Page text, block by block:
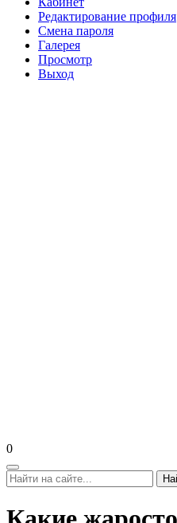
Редактирование профиля
Смена пароля
Галерея
Просмотр
Выход
0